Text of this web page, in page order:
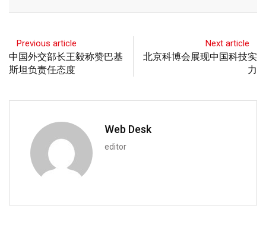
Previous article
中国外交部长王毅称赞巴基
斯坦负责任态度
Next article
北京科博会展现中国科技实
力
Web Desk
editor